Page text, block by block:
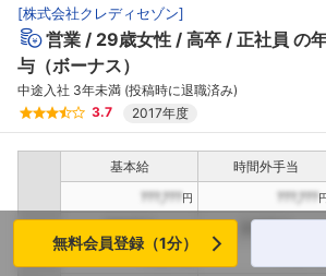
[株式会社クレディセゾン]
営業 29歳女性 高卒 正社員 の
与（ボーナス）
中途入社 3年未満 (投稿時に退職済み)
3.7
2017年度
基本給 時間外手当
???,???円 ???,???
住宅手当
???,???
無料会員登録（1分）